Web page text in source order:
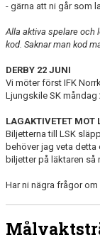
- gärna att ni går som
Alla aktiva spelare och
kod. Saknar man kod
DERBY 22 JUNI
Vi möter först IFK
Ljungskile SK måndag
LAGAKTIVETET MOT
Biljetterna till LSK
behöver jag veta
biljetter på läktaren
Har ni nägra frågor